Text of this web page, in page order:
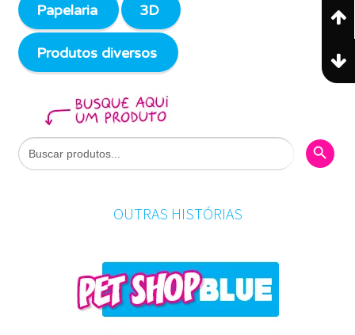
Papelaria 3D
Produtos diversos
Search
for:
Search
OUTRAS HISTÓRIAS